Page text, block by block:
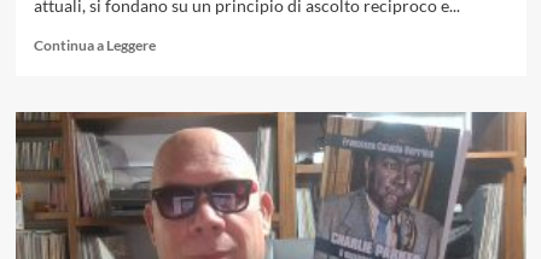
attuali, si fondano su un principio di ascolto reciproco e...
Continua a LeggereLeggi
su
Bruno
Biriaco
Saxes
Machine
con
«NOUAMI